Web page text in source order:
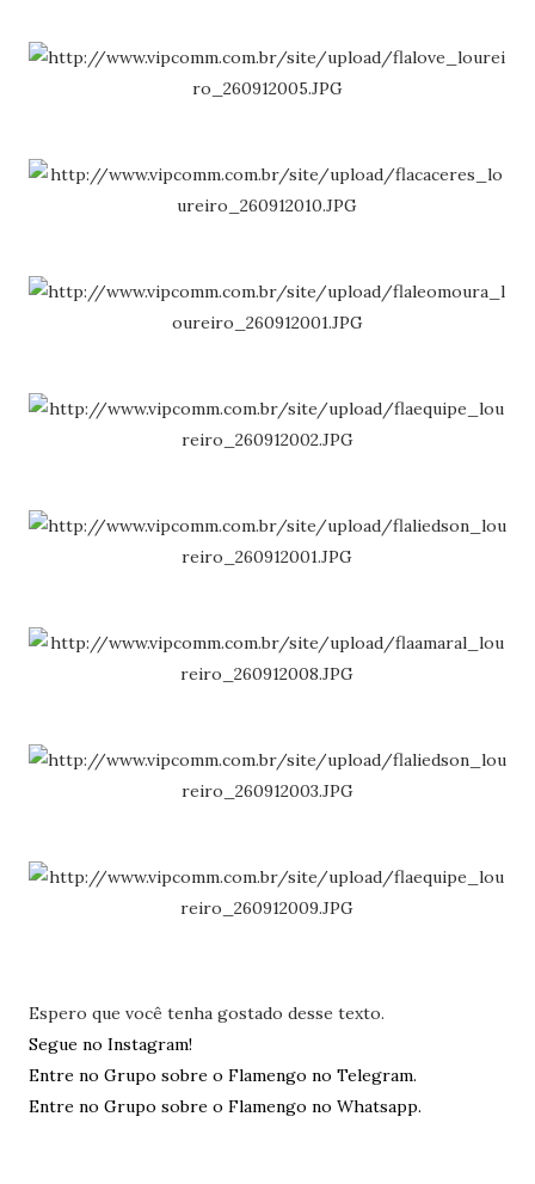
Espero que você tenha gostado desse texto.
Segue no Instagram!
Entre no Grupo sobre o Flamengo no Telegram.
Entre no Grupo sobre o Flamengo no Whatsapp.